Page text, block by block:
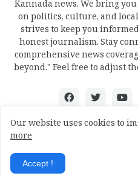
Kannada news. We bring
on politics, culture, and
strives to keep you
honest journalism. Stay
comprehensive news
beyond." Feel free to adjust
Home
Our website uses cookies to
more
Accept !